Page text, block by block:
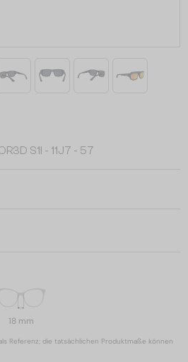
S1I - 11J7 - 57
18 mm
Referenz; die tatsächlichen Produktmaße können